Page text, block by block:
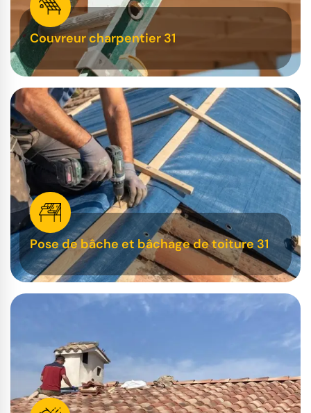
Couvreur charpentier 31
Pose de bâche et bâchage de toiture 31